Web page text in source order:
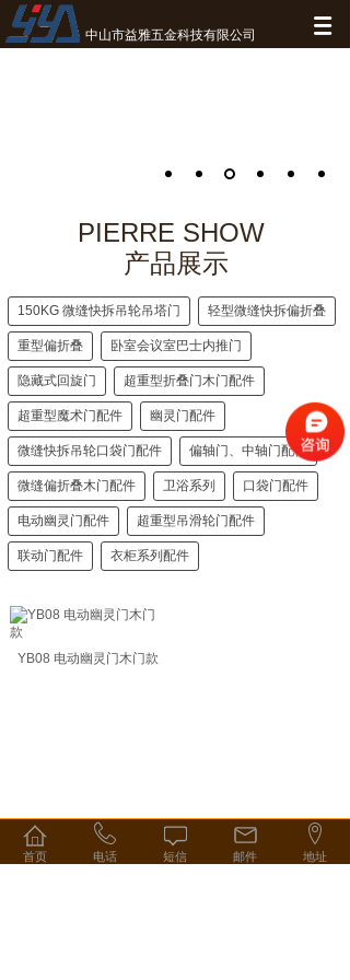
中山市益雅五金科技有限公司
PIERRE SHOW
产品展示
150KG 微缝快拆吊轮吊塔门 轻型微缝快拆偏折叠
重型偏折叠 卧室会议室巴士内推门
隐藏式回旋门 超重型折叠门木门配件
超重型魔术门配件 幽灵门配件
微缝快拆吊轮口袋门配件 偏轴门、中轴门配件
微缝偏折叠木门配件 卫浴系列 口袋门配件
电动幽灵门配件 超重型吊滑轮门配件
联动门配件 衣柜系列配件
YB08 电动幽灵门木门款
首页 电话 短信 邮件 地址